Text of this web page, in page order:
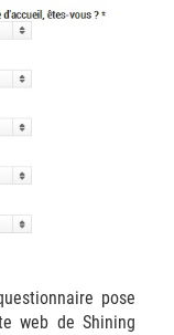
pose
web de Shining